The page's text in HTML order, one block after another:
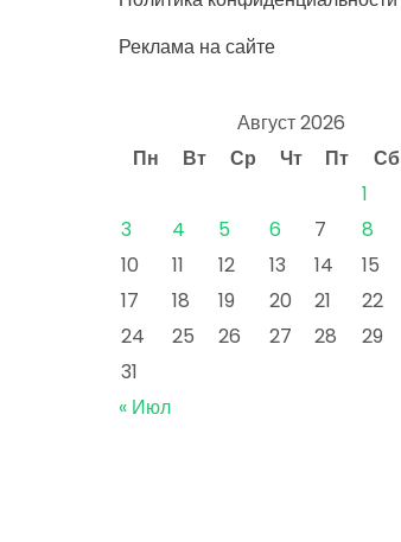
Реклама на сайте
Август 2026
Пн
Вт Ср Чт Пт Сб
1
3
4 5 6 7 8
10
11 12 13 14 15
17
18 19 20 21 22
24
25 26 27 28 29
31
« Июл